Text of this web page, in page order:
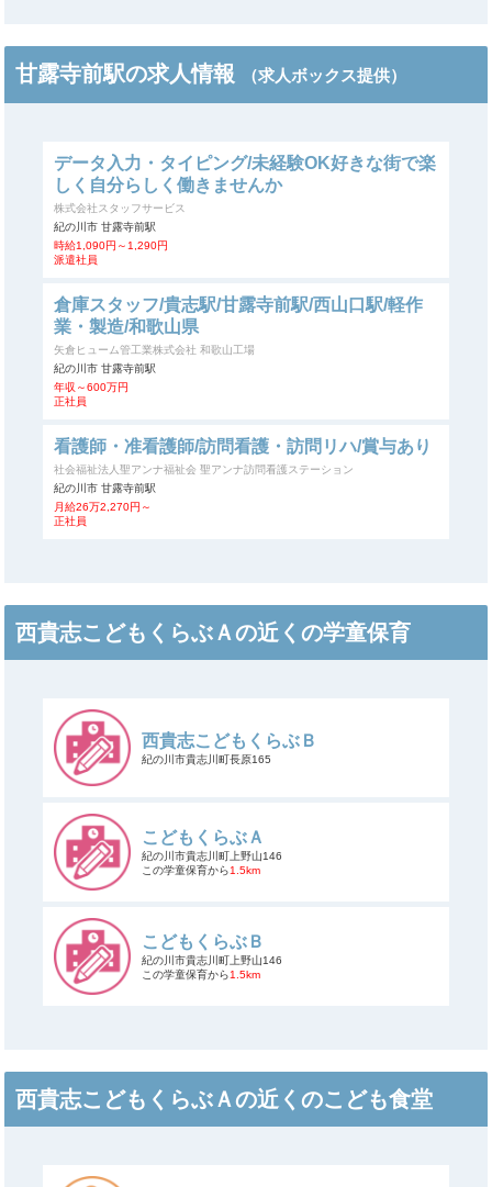
甘露寺前駅の求人情報 （求人ボックス提供）
データ入力・タイピング/未経験OK好きな街で楽
しく自分らしく働きませんか
株式会社スタッフサービス
紀の川市 甘露寺前駅
時給1,090円～1,290円
派遣社員
倉庫スタッフ/貴志駅/甘露寺前駅/西山口駅/軽作
業・製造/和歌山県
矢倉ヒューム管工業株式会社 和歌山工場
紀の川市 甘露寺前駅
年収～600万円
正社員
看護師・准看護師/訪問看護・訪問リハ/賞与あり
社会福祉法人聖アンナ福祉会 聖アンナ訪問看護ステーション
紀の川市 甘露寺前駅
月給26万2,270円～
正社員
西貴志こどもくらぶＡの近くの学童保育
西貴志こどもくらぶＢ
紀の川市貴志川町長原165
こどもくらぶＡ
紀の川市貴志川町上野山146
この学童保育から1.5km
こどもくらぶＢ
紀の川市貴志川町上野山146
この学童保育から1.5km
西貴志こどもくらぶＡの近くのこども食堂